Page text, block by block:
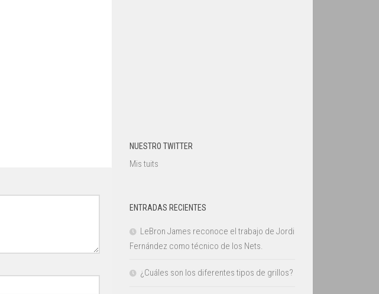
NUESTRO TWITTER
Mis tuits
ENTRADAS RECIENTES
LeBron James reconoce el trabajo de Jordi
Fernández como técnico de los Nets.
¿Cuáles son los diferentes tipos de grillos?